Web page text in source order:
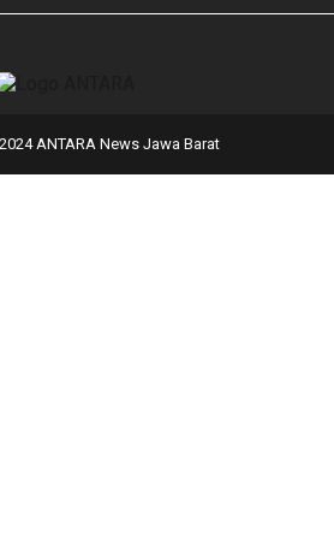
ANTARA News Jawa Barat